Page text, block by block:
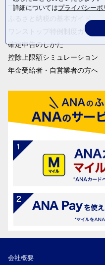
ふるさと納税の基本ガイド
ワンストップ特例制度ガイド
確定申告のしかた
控除上限額シミュレーション
年金受給者・自営業者の方へ
会社概要
詳細についてはプライバシーポ